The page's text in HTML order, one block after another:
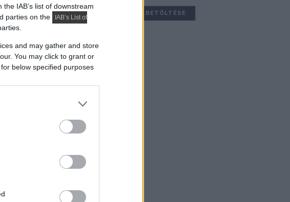
IAB’s list of downstream
parties on the
IAB’s List of
and may gather and store
You may click to grant or
below specified purposes
TOVÁBBIAK BETÖLTÉSE